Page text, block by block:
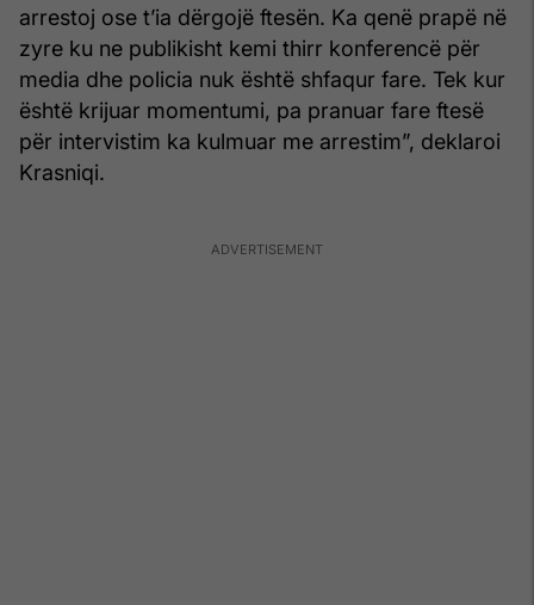
arrestoj ose t’ia dërgojë ftesën. Ka qenë prapë në
zyre ku ne publikisht kemi thirr konferencë për
media dhe policia nuk është shfaqur fare. Tek kur
është krijuar momentumi, pa pranuar fare ftesë
për intervistim ka kulmuar me arrestim”, deklaroi
Krasniqi.